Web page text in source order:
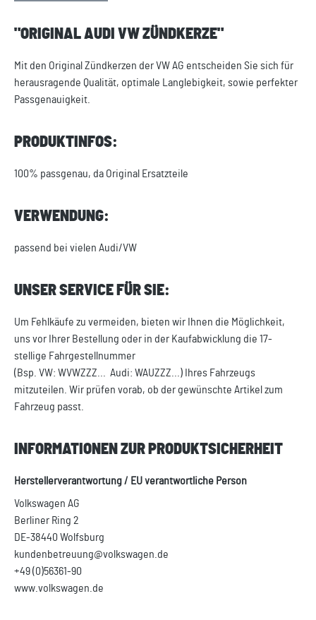
"ORIGINAL AUDI VW ZÜNDKERZE"
Mit den Original Zündkerzen der VW AG entscheiden Sie sich für
herausragende Qualität, optimale Langlebigkeit, sowie perfekter
Passgenauigkeit.
PRODUKTINFOS:
100% passgenau, da Original Ersatzteile
VERWENDUNG:
passend bei vielen Audi/VW
UNSER SERVICE FÜR SIE:
Um Fehlkäufe zu vermeiden, bieten wir Ihnen die Möglichkeit,
uns vor Ihrer Bestellung oder in der Kaufabwicklung die 17-
stellige Fahrgestellnummer
(Bsp. VW: WVWZZZ... Audi: WAUZZZ...) Ihres Fahrzeugs
mitzuteilen. Wir prüfen vorab, ob der gewünschte Artikel zum
Fahrzeug passt.
INFORMATIONEN ZUR PRODUKTSICHERHEIT
Herstellerverantwortung / EU verantwortliche Person
Volkswagen AG
Berliner Ring 2
DE-38440 Wolfsburg
kundenbetreuung@volkswagen.de
+49 (0)56361-90
www.volkswagen.de